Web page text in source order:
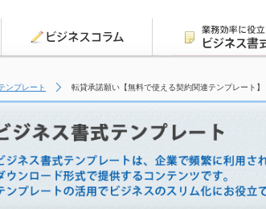
ンプレート 転貸承諾願い【無料で使える契約関連テンプレート】